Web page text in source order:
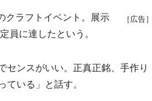
［広告］
ラフトイベント。展示
員に達したという。
ンスがいい。正真正銘、手作り
いる」と話す。